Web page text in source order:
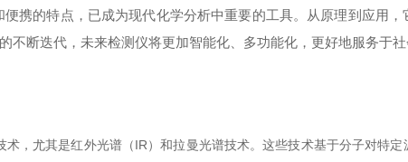
便携的特点，已成为现代化学分析中重要的工具。从原理到应用
断迭代，未来检测仪将更加智能化、多功能化，更好地服务于社
尤其是红外光谱（IR）和拉曼光谱技术。这些技术基于分子对特定